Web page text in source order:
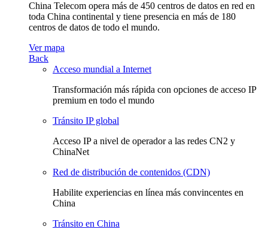
China Telecom opera más de 450 centros de datos en red en
toda China continental y tiene presencia en más de 180
centros de datos de todo el mundo.
Ver mapa
Back
Acceso mundial a Internet
Transformación más rápida con opciones de acceso IP
premium en todo el mundo
Tránsito IP global
Acceso IP a nivel de operador a las redes CN2 y
ChinaNet
Red de distribución de contenidos (CDN)
Habilite experiencias en línea más convincentes en
China
Tránsito en China